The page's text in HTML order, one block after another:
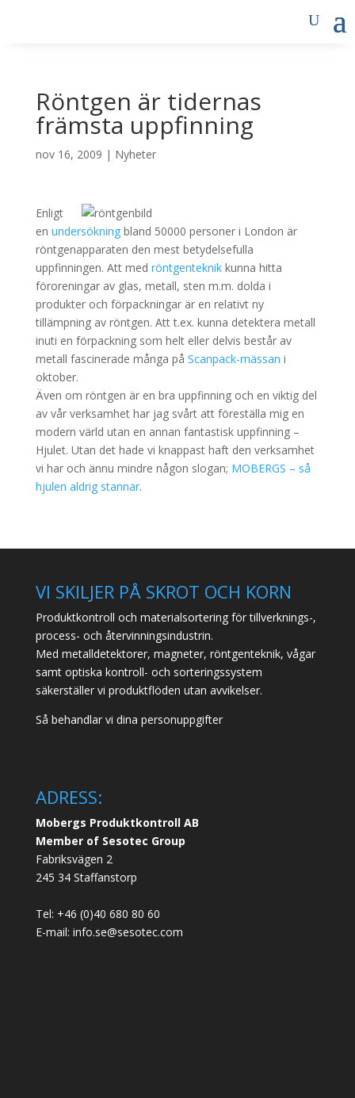
Röntgen är tidernas
främsta uppfinning
nov 16, 2009 | Nyheter
Enligt
en undersökningbland 50000 personer i London är
röntgenapparaten den mest betydelsefulla
uppfinningen. Att med röntgenteknikkunna hitta
föroreningar av glas, metall, sten m.m. dolda i
produkter och förpackningar är en relativt ny
tillämpning av röntgen. Att t.ex. kunna detektera metall
inuti en förpackning som helt eller delvis består av
metall fascinerade många på Scanpack-mässan i
oktober.
Även om röntgen är en bra uppfinning och en viktig del
av vår verksamhet har jag svårt att föreställa mig en
modern värld utan en annan fantastisk uppfinning –
Hjulet. Utan det hade vi knappast haft den verksamhet
vi har och ännu mindre någon slogan; MOBERGS – så
hjulen aldrig stannar.
VI SKILJER PÅ SKROT OCH KORN
Produktkontroll och materialsortering för tillverknings-,
process- och återvinningsindustrin.
Med metalldetektorer, magneter, röntgenteknik, vågar
samt optiska kontroll- och sorteringssystem
säkerställer vi produktflöden utan avvikelser.
Så behandlar vi dina personuppgifter
ADRESS:
Mobergs Produktkontroll AB
Member of Sesotec Group
Fabriksvägen 2
245 34 Staffanstorp
Tel: +46 (0)40 680 80 60
E-mail: info.se@sesotec.com